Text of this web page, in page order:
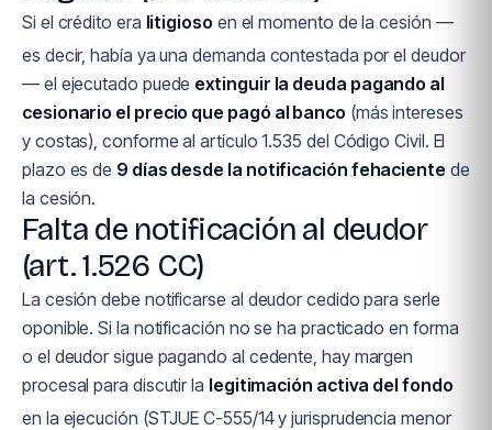
Si el crédito era litigioso en el momento de la cesión —
es decir, había ya una demanda contestada por el deudor
— el ejecutado puede extinguir la deuda pagando al
cesionario el precio que pagó al banco (más intereses
y costas), conforme al artículo 1.535 del Código Civil. El
plazo es de 9 días desde la notificación fehaciente de
la cesión.
Falta de notificación al deudor
(art. 1.526 CC)
La cesión debe notificarse al deudor cedido para serle
oponible. Si la notificación no se ha practicado en forma
o el deudor sigue pagando al cedente, hay margen
procesal para discutir la legitimación activa del fondo
en la ejecución (STJUE C-555/14 y jurisprudencia menor